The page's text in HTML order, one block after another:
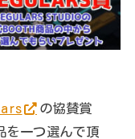
の協賛賞
を一つ選んで頂